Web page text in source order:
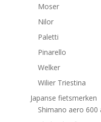
Moser
Nilor
Paletti
Pinarello
Welker
Wilier Triestina
Japanse fietsmerken
Shimano aero 600